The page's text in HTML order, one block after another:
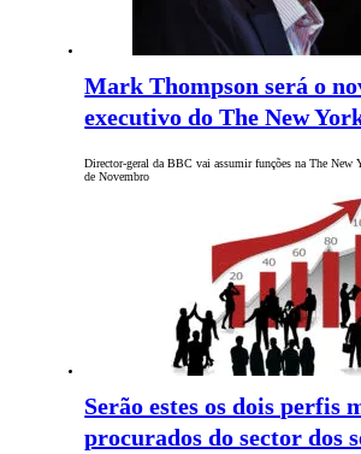
Mark Thompson será o
executivo do The New
Director-geral da BBC vai assumir funções na The New
de Novembro
Serão estes os dois perfis
procurados do sector dos